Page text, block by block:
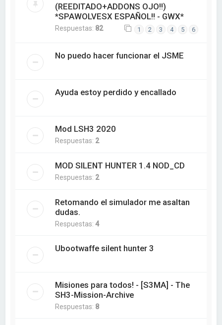
(REEDITADO+ADDONS OJO!!)
*SPAWOLVESX ESPAÑOL!! - GWX*
Respuestas: 82 1 2 3 4 5 6
No puedo hacer funcionar el JSME
Ayuda estoy perdido y encallado
Mod LSH3 2020
Respuestas: 2
MOD SILENT HUNTER 1.4 NOD_CD
Respuestas: 2
Retomando el simulador me asaltan
dudas.
Respuestas:4
Ubootwaffe silent hunter 3
Misiones para todos! - [S3MA] - The
SH3-Mission-Archive
Respuestas: 8